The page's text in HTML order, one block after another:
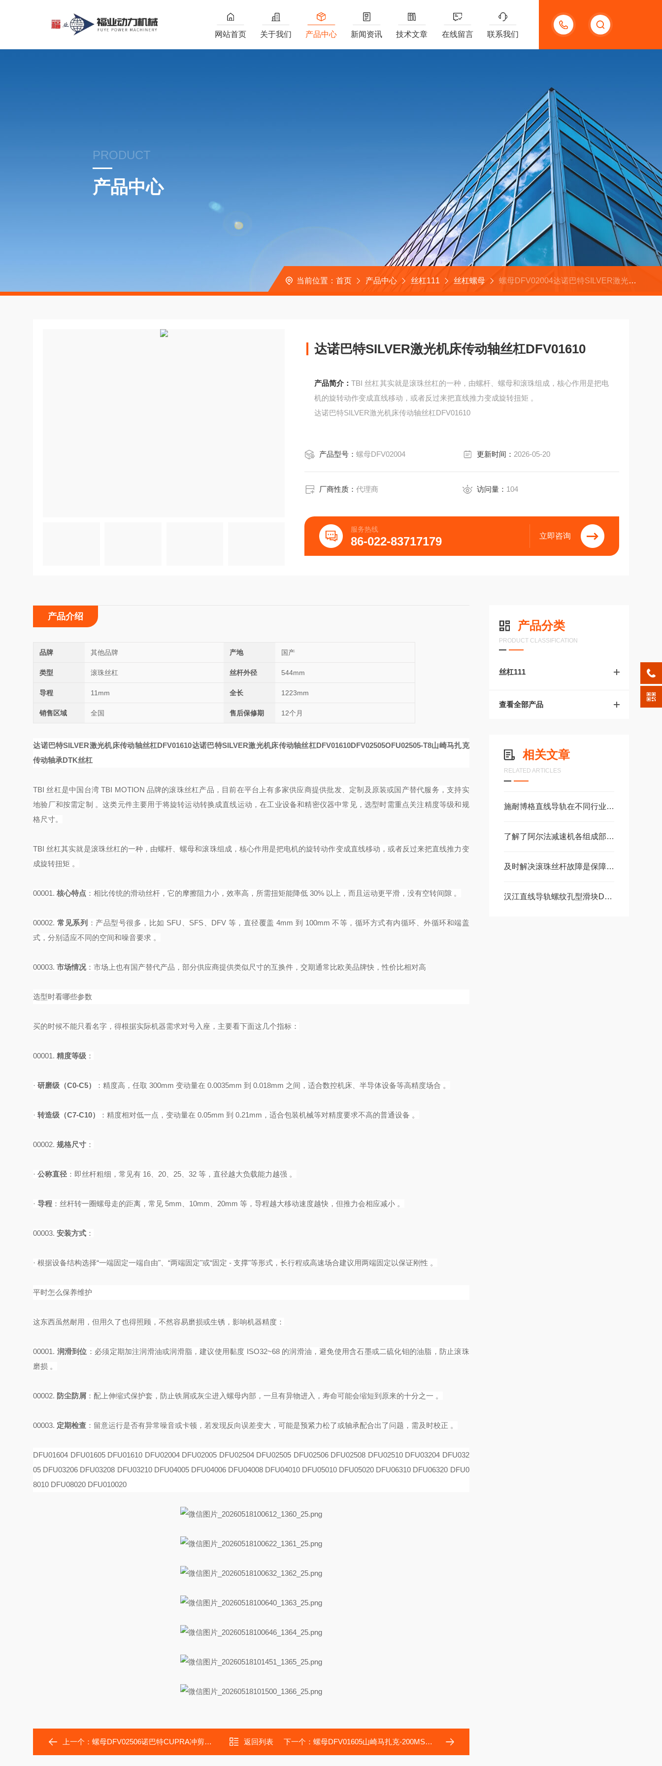
13132097161
网站首页 关于我们 产品中心 新闻资讯 技术文章 在线留言 联系我们
PRODUCT
产品中心
当前位置： 首页 产品中心 丝杠111 丝杠螺母 螺母DFV02004达诺巴特SILVER激光机床传动轴丝杠DFV01610
达诺巴特SILVER激光机床传动轴丝杠DFV01610
产品简介：TBI 丝杠其实就是滚珠丝杠的一种，由螺杆、螺母和滚珠组成，核心作用是把电
机的旋转动作变成直线移动，或者反过来把直线推力变成旋转扭矩 。
达诺巴特SILVER激光机床传动轴丝杠DFV01610
产品型号：螺母DFV02004 更新时间： 2026-05-20
厂商性质：代理商 访问量： 104
服务热线
86-022-83717179 立即咨询
产品分类
PRODUCT CLASSIFICATION
丝杠111
查看全部产品
相关文章
RELATED ARTICLES
施耐博格直线导轨在不同行业中的具体应用分享
了解了阿尔法减速机各组成部件功能特点才能更好的使用它
及时解决滚珠丝杆故障是保障自动化产线稳定高效的关键
汉江直线导轨螺纹孔型滑块DA15AADA20AADA20AAL
产品介绍
品牌 其他品牌 产地 国产
类型 滚珠丝杠 丝杆外径 544mm
导程 11mm 全长 1223mm
销售区域 全国 售后保修期 12个月
达诺巴特SILVER激光机床传动轴丝杠DFV01610达诺巴特SILVER激光机床传动轴丝杠DFV01610DFV02505OFU02505-T8山崎马扎克
传动轴承DTK丝杠
TBI 丝杠是中国台湾 TBI MOTION 品牌的滚珠丝杠产品，目前在平台上有多家供应商提供批发、定制及原装或国产替代服务，支持实
地验厂和按需定制 。这类元件主要用于将旋转运动转换成直线运动，在工业设备和精密仪器中常见，选型时需重点关注精度等级和规
格尺寸。
TBI 丝杠其实就是滚珠丝杠的一种，由螺杆、螺母和滚珠组成，核心作用是把电机的旋转动作变成直线移动，或者反过来把直线推力变
成旋转扭矩 。‌‌‌
00001.核心特点 ‌：相比传统的滑动丝杆，它的摩擦阻力小，效率高，所需扭矩能降低 30% 以上，而且运动更平滑，没有空转间隙 。
00002. 常见系列 ‌：产品型号很多，比如 SFU、SFS、DFV 等，直径覆盖 4mm 到 100mm 不等，循环方式有内循环、外循环和端盖
式，分别适应不同的空间和噪音要求 。
00003.市场情况 ‌：市场上也有国产替代产品，部分供应商提供类似尺寸的互换件，交期通常比欧美品牌快，性价比相对高
选型时看哪些参数
买的时候不能只看名字，得根据实际机器需求对号入座，主要看下面这几个指标：
00001.精度等级 ‌：
· 研磨级（C0-C5） ‌：精度高，任取 300mm 变动量在 0.0035mm 到 0.018mm 之间，适合数控机床、半导体设备等高精度场合 。
· 转造级（C7-C10） ‌：精度相对低一点，变动量在 0.05mm 到 0.21mm，适合包装机械等对精度要求不高的普通设备 。‌
00002.规格尺寸 ‌：
· 公称直径 ‌：即丝杆粗细，常见有 16、20、25、32 等，直径越大负载能力越强 。
· 导程 ‌：丝杆转一圈螺母走的距离，常见 5mm、10mm、20mm 等，导程越大移动速度越快，但推力会相应减小 。‌‌‌
00003.安装方式 ‌：
· 根据设备结构选择“一端固定一端自由"、“两端固定"或“固定 - 支撑"等形式，长行程或高速场合建议用两端固定以保证刚性 。‌‌‌
平时怎么保养维护
这东西虽然耐用，但用久了也得照顾，不然容易磨损或生锈，影响机器精度：
00001. 润滑到位 ‌：必须定期加注润滑油或润滑脂，建议使用黏度 ISO32~68 的润滑油，避免使用含石墨或二硫化钼的油脂，防止滚珠
磨损 。
00002. 防尘防屑 ‌：配上伸缩式保护套，防止铁屑或灰尘进入螺母内部，一旦有异物进入，寿命可能会缩短到原来的十分之一 。
00003. 定期检查 ‌：留意运行是否有异常噪音或卡顿，若发现反向误差变大，可能是预紧力松了或轴承配合出了问题，需及时校正 。
DFU01604 DFU01605 DFU01610 DFU02004 DFU02005 DFU02504 DFU02505 DFU02506 DFU02508 DFU02510 DFU03204 DFU032
05 DFU03206 DFU03208 DFU03210 DFU04005 DFU04006 DFU04008DFU04010 DFU05010 DFU05020 DFU06310 DFU06320 DFU0
8010 DFU08020 DFU010020
上一个：螺母DFV02506诺巴特CUPRA冲剪复合机床传动丝杠DFV02505 返回列表 下一个： 螺母DFV01605山崎马扎克-200MS机床传动TBI丝杠DFV01510